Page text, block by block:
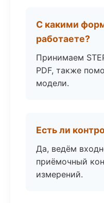
С какими
работаете?
Принимаем
PDF, также
модели.
Есть ли
Да, ведём
приёмочный
измерений.